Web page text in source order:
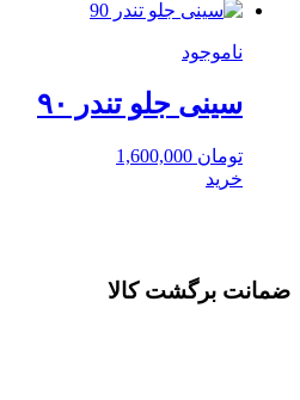
ناموجود
سینی جلو تندر ۹۰
تومان
خرید
ضمانت برگشت کالا